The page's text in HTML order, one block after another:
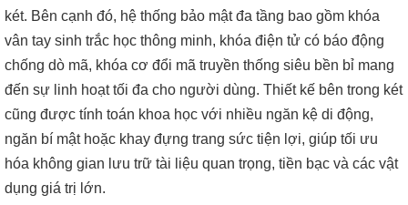
két. Bên cạnh đó, hệ thống bảo mật đa tầng bao gồm khóa
vân tay sinh trắc học thông minh, khóa điện tử có báo động
chống dò mã, khóa cơ đổi mã truyền thống siêu bền bỉ mang
đến sự linh hoạt tối đa cho người dùng. Thiết kế bên trong két
cũng được tính toán khoa học với nhiều ngăn kệ di động,
ngăn bí mật hoặc khay đựng trang sức tiện lợi, giúp tối ưu
hóa không gian lưu trữ tài liệu quan trọng, tiền bạc và các vật
dụng giá trị lớn.